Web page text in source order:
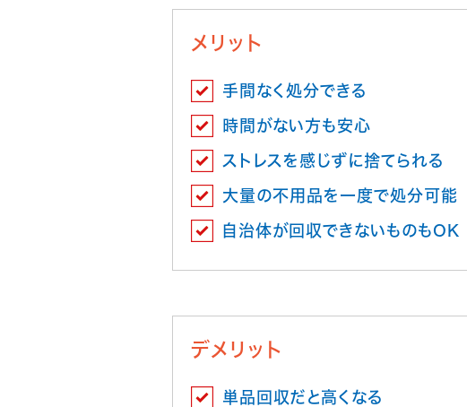
メリット
手間なく処分できる
時間がない方も安心
ストレスを感じずに捨てられる
大量の不用品を一度で処分可能
自治体が回収できないものもOK
デメリット
単品回収だと高くなる